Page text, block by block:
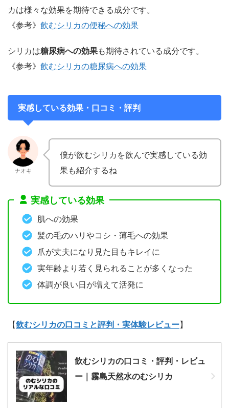
カは様々な効果を期待できる成分です。
《参考》 飲むシリカの便秘への効果
シリカは糖尿病への効果も期待されている成分です。
《参考》 飲むシリカの糖尿病への効果
実感している効果・口コミ・評判
ナオキ
僕が飲むシリカを飲んで実感している効
果も紹介するね
実感している効果
肌への効果
髪の毛のハリやコシ・薄毛への効果
爪が丈夫になり見た目もキレイに
実年齢より若く見られることが多くなった
体調が良い日が増えて活発に
【飲むシリカの口コミと評判・実体験レビュー】
飲むシリカの口コミ・評判・レビュ
ー｜霧島天然水のむシリカ